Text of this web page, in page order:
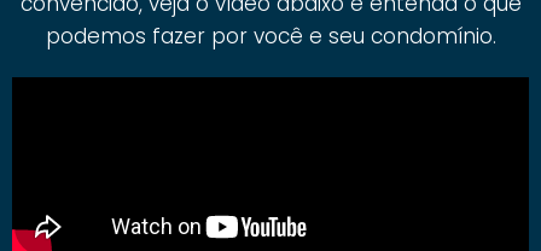
podemos fazer por você e seu condomínio.